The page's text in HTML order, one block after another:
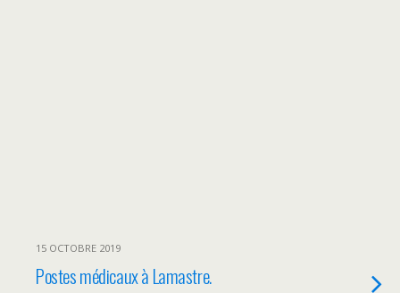
15 OCTOBRE 2019
Postes médicaux à Lamastre.